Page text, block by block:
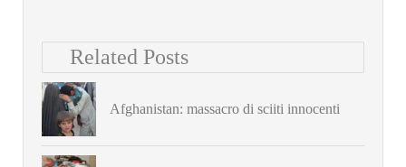
Related Posts
Afghanistan: massacro di sciiti innocenti